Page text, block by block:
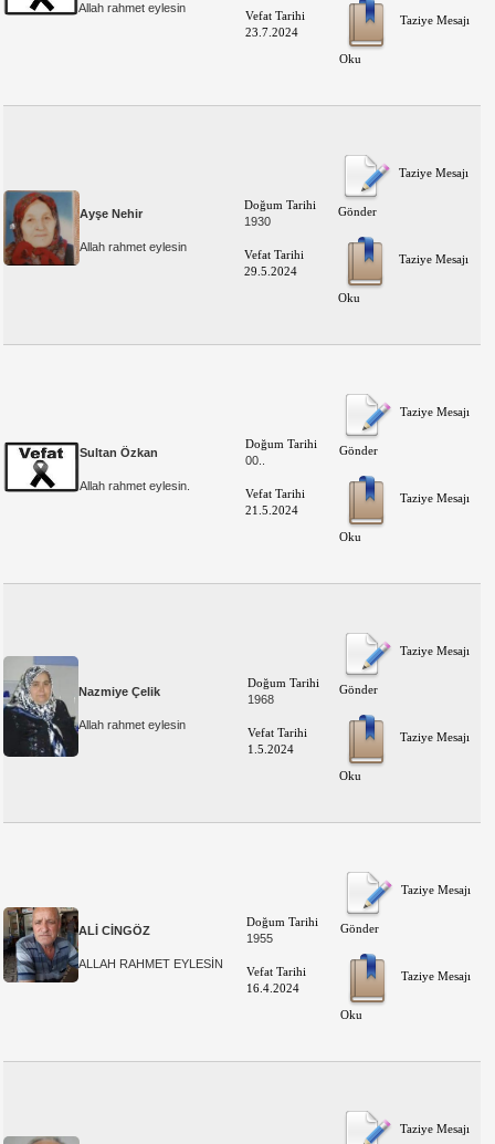
Allah rahmet eylesin
Vefat Tarihi
23.7.2024
Taziye Mesajı
Oku
Ayşe Nehir
Allah rahmet eylesin
Doğum Tarihi
1930
Vefat Tarihi
29.5.2024
Taziye Mesajı
Gönder
Taziye Mesajı
Oku
Sultan Özkan
Allah rahmet eylesin.
Doğum Tarihi
00..
Vefat Tarihi
21.5.2024
Taziye Mesajı
Gönder
Taziye Mesajı
Oku
Nazmiye Çelik
Allah rahmet eylesin
Doğum Tarihi
1968
Vefat Tarihi
1.5.2024
Taziye Mesajı
Gönder
Taziye Mesajı
Oku
ALİ CİNGÖZ
ALLAH RAHMET EYLESİN
Doğum Tarihi
1955
Vefat Tarihi
16.4.2024
Taziye Mesajı
Gönder
Taziye Mesajı
Oku
Taziye Mesajı